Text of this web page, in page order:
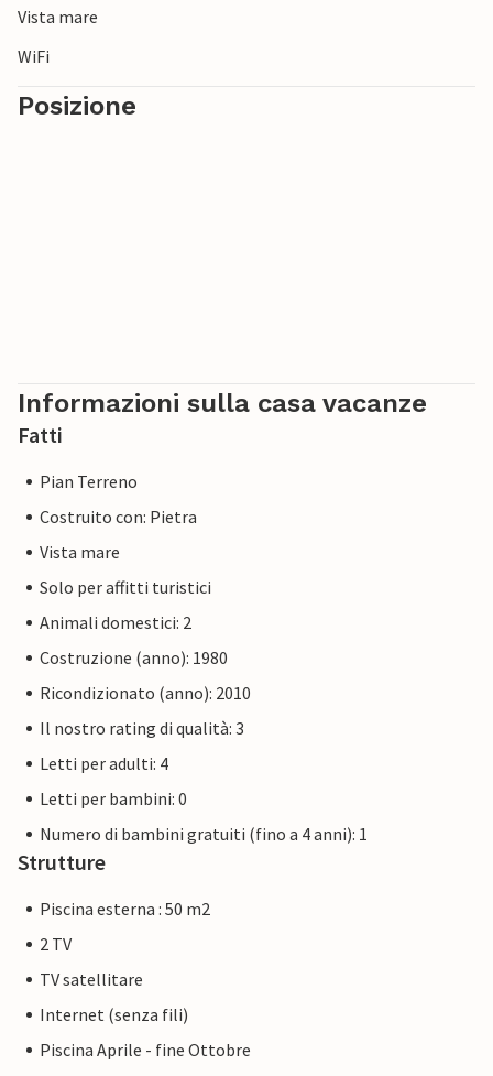
Vista mare
WiFi
Posizione
Informazioni sulla casa vacanze
Fatti
Pian Terreno
Costruito con: Pietra
Vista mare
Solo per affitti turistici
Animali domestici: 2
Costruzione (anno): 1980
Ricondizionato (anno): 2010
Il nostro rating di qualità: 3
Letti per adulti: 4
Letti per bambini: 0
Numero di bambini gratuiti (fino a 4 anni): 1
Strutture
Piscina esterna : 50 m2
2 TV
TV satellitare
Internet (senza fili)
Piscina Aprile - fine Ottobre